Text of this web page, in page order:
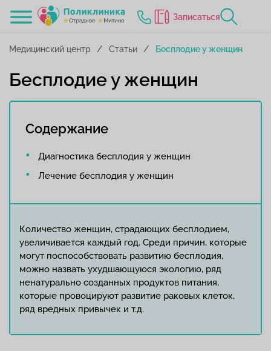
Записаться
Медицинский центр Статьи Бесплодие у женщин
Бесплодие у женщин
Содержание
Диагностика бесплодия у женщин
Лечение бесплодия у женщин
Количество женщин, страдающих бесплодием,
увеличивается каждый год. Среди причин, которые
могут поспособствовать развитию бесплодия,
можно назвать ухудшающуюся экологию, ряд
ненатурально созданных продуктов питания,
которые провоцируют развитие раковых клеток,
ряд вредных привычек и т.д.